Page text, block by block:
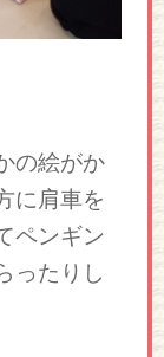
の絵がか
に肩車を
ペンギン
ったりし